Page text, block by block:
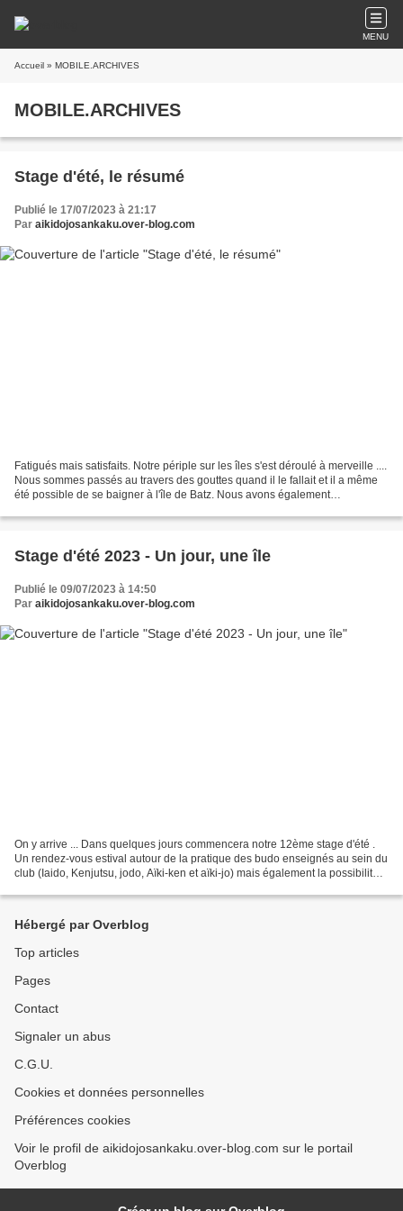
MENU
Accueil » MOBILE.ARCHIVES
MOBILE.ARCHIVES
Stage d'été, le résumé
Publié le 17/07/2023 à 21:17
Par aikidojosankaku.over-blog.com
Fatigués mais satisfaits. Notre périple sur les îles s'est déroulé à merveille ....
Nous sommes passés au travers des gouttes quand il le fallait et il a même
été possible de se baigner à l'île de Batz. Nous avons également
Stage d'été 2023 - Un jour, une île
Publié le 09/07/2023 à 14:50
Par aikidojosankaku.over-blog.com
On y arrive ... Dans quelques jours commencera notre 12ème stage d'été .
Un rendez-vous estival autour de la pratique des budo enseignés au sein du
club (Iaido, Kenjutsu, jodo, Aïki-ken et aïki-jo) mais également la possibilité
Hébergé par Overblog
Top articles
Pages
Contact
Signaler un abus
C.G.U.
Cookies et données personnelles
Préférences cookies
Voir le profil de aikidojosankaku.over-blog.com sur le portail
Overblog